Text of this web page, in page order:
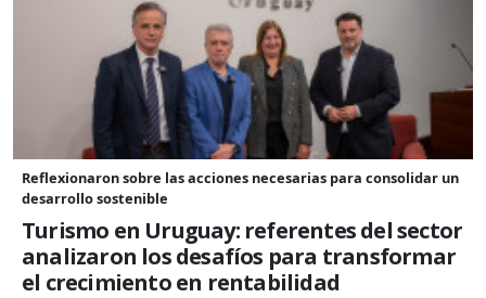
Reflexionaron sobre las acciones necesarias para consolidar un
desarrollo sostenible
Turismo en Uruguay: referentes del sector
analizaron los desafíos para transformar
el crecimiento en rentabilidad